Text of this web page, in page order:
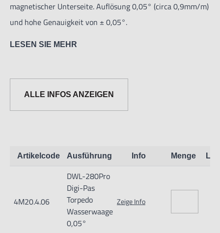
magnetischer Unterseite. Auflösung 0,05° (circa 0,9mm/m)
und hohe Genauigkeit von ± 0,05°.
sie für jede Mess- und Inspektionsarbeit bestens
wenig Licht, z.B. beim Tunnel-, Brücken- und Schiffsbau.
Zertifiziert nach IP 67 – Wasserdicht und stoßfest und
daher bestens für die Arbeit in rauem Terrain geeignet, wie
etwa Off-Shore, in der Wüste oder bei eisigem Wetter
LESEN SIE MEHR
ALLE INFOS ANZEIGEN
Artikelcode Ausführung Info Menge
4M20.4.06
DWL-280Pro
Digi-Pas
Torpedo
Wasserwaage
0,05°
Zeige Info